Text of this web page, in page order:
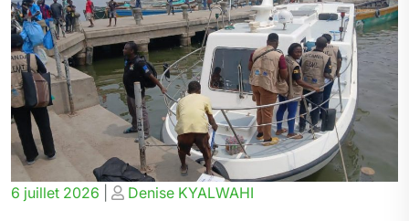
Posted
6 juillet 2026
Posted
Denise KYALWAHI